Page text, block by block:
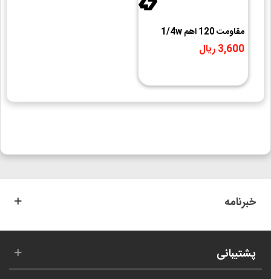
مقاومت 120 اهم 1/4w
3,600 ریال
خبرنامه
پشتیبانی